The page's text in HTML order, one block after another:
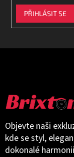
Objevte naši
kde se styl,
dokonalé
PŘIHLÁSIT SE